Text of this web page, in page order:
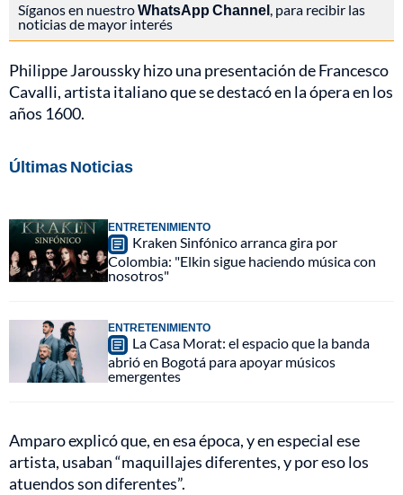
Síganos en nuestroWhatsApp Channel, para recibir las
noticias de mayor interés
Philippe Jaroussky hizo una presentación de Francesco
Cavalli, artista italiano que se destacó en la ópera en los
años 1600.
Últimas Noticias
ENTRETENIMIENTO
Kraken Sinfónico arranca gira por
Colombia: "Elkin sigue haciendo música con
nosotros"
ENTRETENIMIENTO
La Casa Morat: el espacio que la banda
abrió en Bogotá para apoyar músicos
emergentes
Amparo explicó que, en esa época, y en especial ese
artista, usaban “maquillajes diferentes, y por eso los
atuendos son diferentes”.